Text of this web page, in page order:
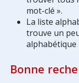
mot-clé ».
La liste
trouve un
alphabétique
Bonne